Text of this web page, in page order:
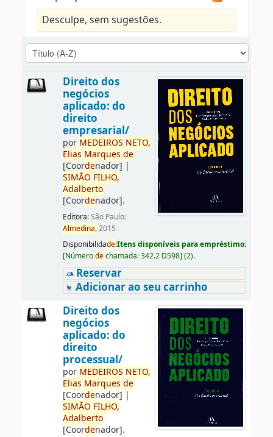
Desculpe, sem sugestões.
Direito dos
negócios
aplicado: do
direito
empresarial/
por MEDEIROS NETO,
Elias Marques de
[Coordenador] |
SIMÃO FILHO,
Adalberto
[Coordenador].
Editora:São Paulo:
Almedina,2015
Disponibilidade:Itens disponíveis para empréstimo:
[Númerodechamada:342.2 D598] (2).
Reservar
Adicionar ao seu carrinho
Direito dos
negócios
aplicado: do
direito
processual/
por MEDEIROS NETO,
Elias Marques de
[Coordenador] |
SIMÃO FILHO,
Adalberto
[Coordenador].